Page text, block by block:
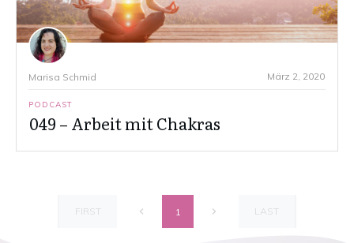
Marisa Schmid März 2, 2020
PODCAST
049 – Arbeit mit Chakras
FIRST 1 LAST